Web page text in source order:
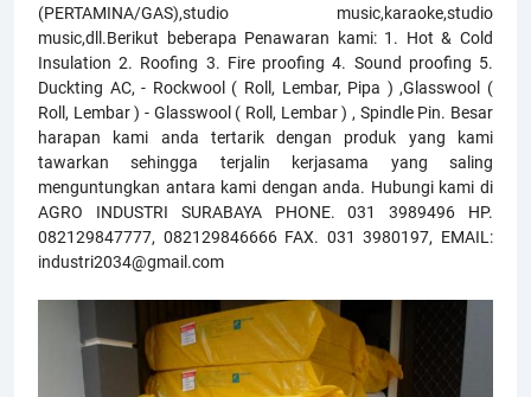
(PERTAMINA/GAS),studio music,karaoke,studio
music,dll.Berikut beberapa Penawaran kami: 1. Hot & Cold
Insulation 2. Roofing 3. Fire proofing 4. Sound proofing 5.
Duckting AC, - Rockwool ( Roll, Lembar, Pipa ) ,Glasswool (
Roll, Lembar ) - Glasswool ( Roll, Lembar ) , Spindle Pin. Besar
harapan kami anda tertarik dengan produk yang kami
tawarkan sehingga terjalin kerjasama yang saling
menguntungkan antara kami dengan anda. Hubungi kami di
AGRO INDUSTRI SURABAYA PHONE. 031 3989496 HP.
082129847777, 082129846666 FAX. 031 3980197, EMAIL:
industri2034@gmail.com